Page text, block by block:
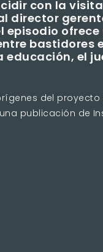
con la
director
episodio
bastidores
educación, el
del
publicación de